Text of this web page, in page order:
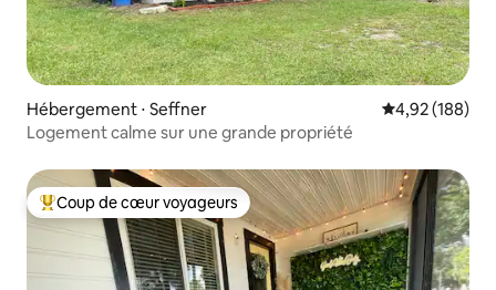
Hébergement ⋅ Seffner Évaluation
4,92 (188)
Logement calme sur une grande propriété
Coups de cœur voyageurs les plus appréciés
Coup de cœur voyageurs